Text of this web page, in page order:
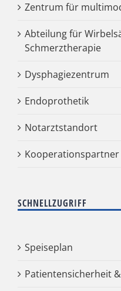
Zentrum für
Abteilung für
Schmerztherapie
Dysphagiezentrum
Endoprothetik
Notarztstandort
Kooperationspartner
SCHNELLZUGRIFF
Speiseplan
Patientensicherheit